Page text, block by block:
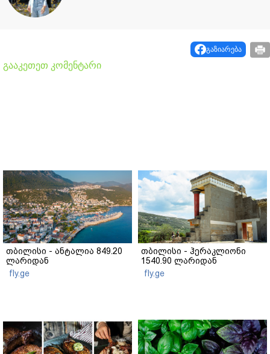
გაზიარება
გააკეთეთ კომენტარი
თბილისი - ანტალია 849.20
ლარიდან
fly.ge
თბილისი - ჰერაკლიონი
1540.90 ლარიდან
fly.ge